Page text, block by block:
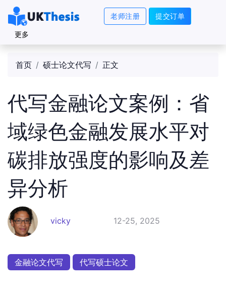
老师注册 提交订单
更多
首页 硕士论文代写 正文
代写金融论文案例：省
域绿色金融发展水平对
碳排放强度的影响及差
异分析
vicky 12-25, 2025
金融论文代写 代写硕士论文